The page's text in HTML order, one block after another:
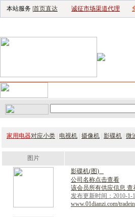
本站服务 | 首页直达 诚征市场渠道代理
家用电器对应小类 电视机 摄像机 影碟机 微
图片
影碟机(图)
公司名称点击查看
该会员所有供应信息
发布更新时间：2010-1-
www.01dianzi.com/